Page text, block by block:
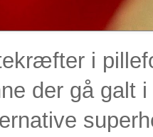
i
der gå galt